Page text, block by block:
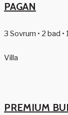
PAGAN
3 Sovrum • 2 bad •
Villa
PREMIUM